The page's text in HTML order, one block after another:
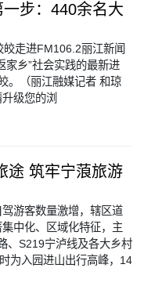
一步：440余名大
走进FM106.2丽江新闻
家乡”社会实践的最新进
。（丽江融媒记者 和琼
级您的浏
途 筑牢宁蒗旅游
游客数量激增，辖区道
中化、区域化特征，主
、S219宁泸线及各大乡村
为入园进山出行高峰，14